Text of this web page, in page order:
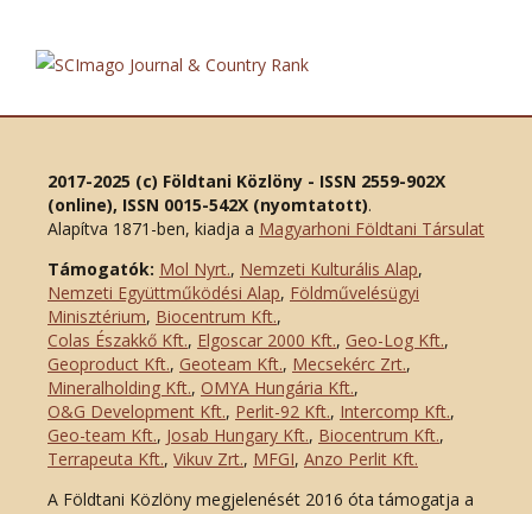
2017-2025 (c) Földtani Közlöny - ISSN 2559-902X
(online), ISSN 0015-542X (nyomtatott).
Alapítva 1871-ben, kiadja a Magyarhoni Földtani Társulat
Támogatók: Mol Nyrt., Nemzeti Kulturális Alap,
Nemzeti Együttműködési Alap, Földművelésügyi
Minisztérium, Biocentrum Kft.,
Colas Északkő Kft., Elgoscar 2000 Kft., Geo-Log Kft.,
Geoproduct Kft., Geoteam Kft., Mecsekérc Zrt.,
Mineralholding Kft., OMYA Hungária Kft.,
O&G Development Kft., Perlit-92 Kft., Intercomp Kft.,
Geo-team Kft., Josab Hungary Kft., Biocentrum Kft.,
Terrapeuta Kft., Vikuv Zrt., MFGI, Anzo Perlit Kft.
A Földtani Közlöny megjelenését 2016 óta támogatja a